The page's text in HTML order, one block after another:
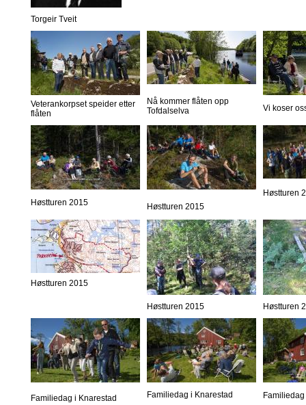
Torgeir Tveit
Veterankorpset speider etter
flåten
Nå kommer flåten opp
Tofdalselva
Vi koser
Høstturen 2015 Høstturen 2015
Høstturen
Høstturen 2015
Høstturen 2015 Høstturen
Familiedag i Knarestad Familiedag i Knarestad